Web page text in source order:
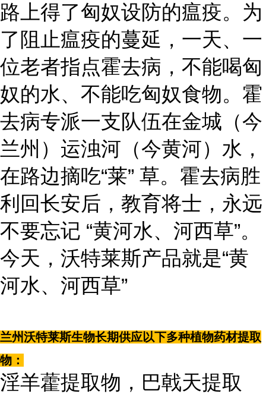
路上得了匈奴设防的瘟疫。为
了阻止瘟疫的蔓延，一天、一
位老者指点霍去病，不能喝匈
奴的水、不能吃匈奴食物。霍
去病专派一支队伍在金城（今
兰州）运浊河（今黄河）水，
在路边摘吃“莱” 草。霍去病胜
利回长安后，教育将士，永远
不要忘记 “黄河水、河西草”。
今天，沃特莱斯产品就是“黄
河水、河西草”
兰州沃特莱斯生物长期供应以下多种植物药材提取
物：
淫羊藿提取物，巴戟天提取